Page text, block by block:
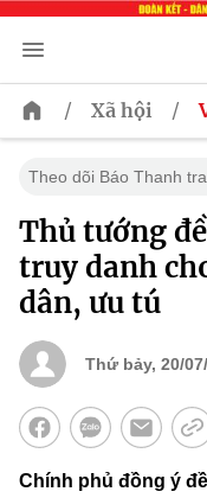
/ Xã hội /
Theo dõi Báo Thanh
Thủ tướng
truy danh
dân, ưu tú
Thứ bảy, 20/
Chính phủ đồng ý